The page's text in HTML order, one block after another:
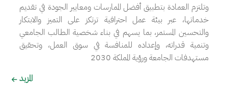
وتلتزم العمادة بتطبيق أفضل الممارسات ومعايير الجودة في تقديم
خدماتها، عبر بيئة عمل احترافية ترتكز على التميز والابتكار
والتحسين المستمر، بما يسهم في بناء شخصية الطالب الجامعي
وتنمية قدراته، وإعداده للمنافسة في سوق العمل، وتحقيق
مستهدفات الجامعة ورؤية المملكة 2030
المزيد